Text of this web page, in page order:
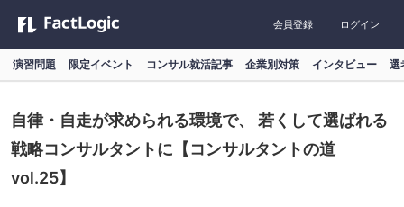
会員登録 ログイン
演習問題 限定イベント コンサル就活記事 企業別対策 インタビュー 選
自律・自走が求められる環境で、 若くして選ばれる
戦略コンサルタントに【コンサルタントの道
vol.25】